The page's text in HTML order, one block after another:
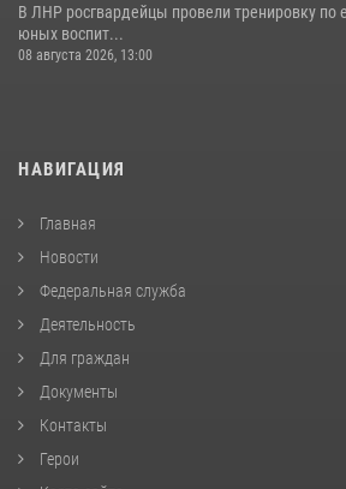
В ЛНР росгвардейцы провели тренировку по
юных воспит...
08 августа 2026, 13:00
НАВИГАЦИЯ
Главная
Новости
Федеральная служба
Деятельность
Для граждан
Документы
Контакты
Герои